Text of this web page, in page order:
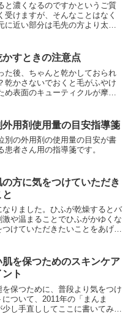
と濃くなるのですかというご質
受けますが、そんなことはなく
に近い部分は毛先の方より太く
かすときの注意点
た後、ちゃんと乾かしておられ
乾かさないでおくと毛がふやけ
め表面のキューティクルが摩擦
外用剤使用量の目安指導箋
別の外用剤の使用量の目安が書
患者さん用の指導箋です。
の方に気をつけていただき
りました。ひふが乾燥するとバ
や温まることでひふがかゆくな
けていただきたいことをあげて
肌を保つためのスキンケア
ト
保つために、普段より気をつけ
ついて、2011年の「まんま
し手直ししてここに書いてみま